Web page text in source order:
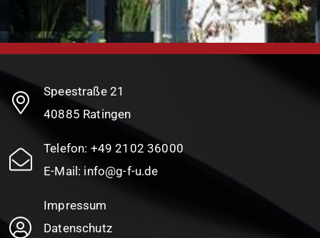
Speestraße 21
40885 Ratingen
Telefon: +49 2102 36000
E-Mail: info@g-f-u.de
Impressum
Datenschutz